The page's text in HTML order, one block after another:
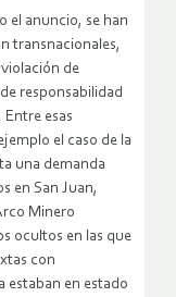
el anuncio, se han
transnacionales,
de
responsabilidad
esas
el caso de la
una demanda
en San Juan,
Minero
ocultos en las que
con
estaban en estado